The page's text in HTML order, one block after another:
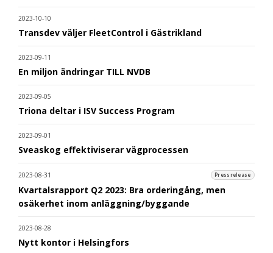
2023-10-10
Transdev väljer FleetControl i Gästrikland
2023-09-11
En miljon ändringar TILL NVDB
2023-09-05
Triona deltar i ISV Success Program
2023-09-01
Sveaskog effektiviserar vägprocessen
2023-08-31 Pressrelease
Kvartalsrapport Q2 2023: Bra orderingång, men
osäkerhet inom anläggning/byggande
2023-08-28
Nytt kontor i Helsingfors